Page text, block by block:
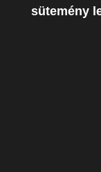
sütemény